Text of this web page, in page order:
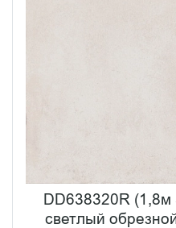
DD638320R
светлый